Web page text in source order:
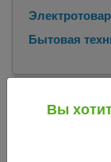
Бытовая
торговые
Вы